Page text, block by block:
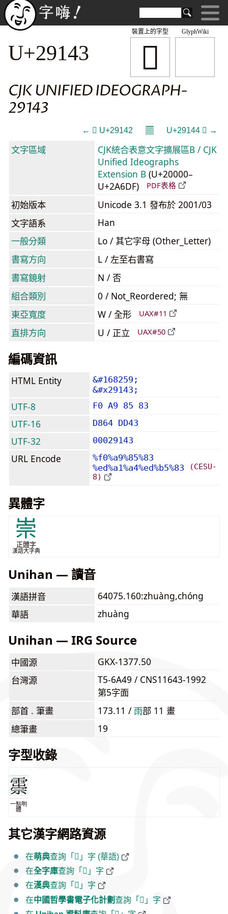
GlyphWiki
𩅃
裝置上的字型
U+29143
CJK UNIFIED IDEOGRAPH-
29143
← 𩅂 U+29142 𝄜 U+29144 𩅄 →
文字區域
CJK統合表意文字擴展區B / CJK
Unified Ideographs
Extension B (U+20000–
U+2A6DF)
PDF表格
初始版本
Unicode 3.1 發布於 2001/03
文字語系
Han
一般分類
Lo / 其它字母 (Other_Letter)
書寫方向
L / 左至右書寫
書寫鏡射
N / 否
組合類別
0 / Not_Reordered; 無
東亞寬度
W / 全形 UAX#11
直排方向 U / 正立 UAX#50
編碼資訊
HTML Entity
&#168259;
&#x29143;
UTF-8 F0 A9 85 83
UTF-16 D864 DD43
UTF-32 00029143
URL Encode
%f0%a9%85%83
%ed%a1%a4%ed%b5%83
(CESU-
8)
異體字
崇
正體字
漢語大字典
Unihan — 讀音
漢語拼音
64075.160:zhuàng,chóng
華語
zhuàng
Unihan — IRG Source
中國源
GKX-1377.50
台灣源
T5-6A49 / CNS11643-1992
第5字面
部首 . 筆畫
173.11 / ⾬部 11 畫
總筆畫
19
字型收錄
一點明
體
其它漢字網路資源
在萌典查詢「𩅃」字 (華語)
在全字庫查詢「𩅃」字
在漢典查詢「𩅃」字
在中國哲學書電子化計劃查詢「𩅃」字